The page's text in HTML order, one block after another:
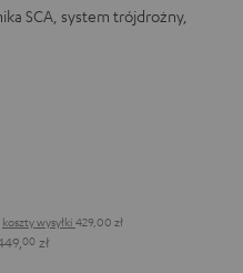
SCA, system trójdrożny,
koszty wysyłki 429,00 zł
00 zł